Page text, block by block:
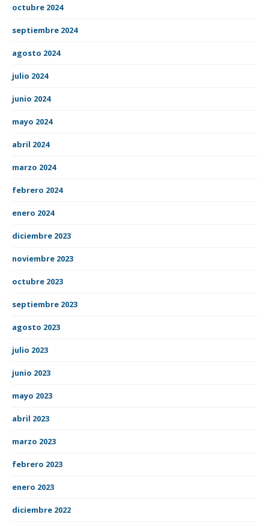
octubre 2024
septiembre 2024
agosto 2024
julio 2024
junio 2024
mayo 2024
abril 2024
marzo 2024
febrero 2024
enero 2024
diciembre 2023
noviembre 2023
octubre 2023
septiembre 2023
agosto 2023
julio 2023
junio 2023
mayo 2023
abril 2023
marzo 2023
febrero 2023
enero 2023
diciembre 2022